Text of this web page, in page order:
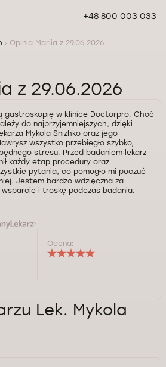
+48 800 003 033
Opinia Mariia z 29.06.2026
z 29.06.2026
gastroskopię w klinice Doctorpro. Choć
do najprzyjemniejszych, dzięki
Mykola Snizhko oraz jego
wszystko przebiegło szybko,
stresu. Przed badaniem lekarz
każdy etap procedury oraz
pytania, co pomogło mi poczuć
Jestem bardzo wdzięczna za
i troskę podczas badania.
Ocena:
Lek. Mykola